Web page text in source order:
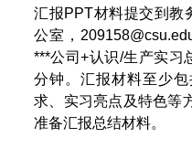
汇报PPT材料提交到教
公室，
***公司+认识/生产实习
分钟。汇报材料至少
求、实习亮点及特色等
准备汇报总结材料。